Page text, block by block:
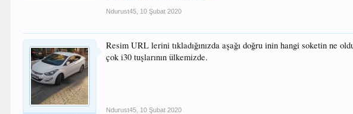
Ndurust45 10 Şubat 2020
Resim URL lerini tıkladığınızda aşağı doğru inin hangi soketin ne
çok i30 tuşlarının ülkemizde.
Ndurust45 10 Şubat 2020